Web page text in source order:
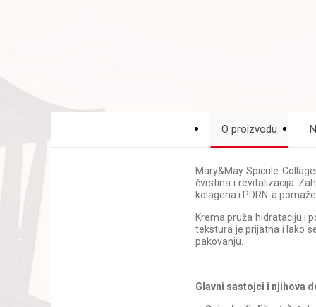
O proizvodu
Mary&May Spicule
čvrstina i revitalizacija.
kolagena i PDRN-a
Krema pruža hidrataciju i
tekstura je prijatna i lako
pakovanju.
Glavni sastojci i njihova